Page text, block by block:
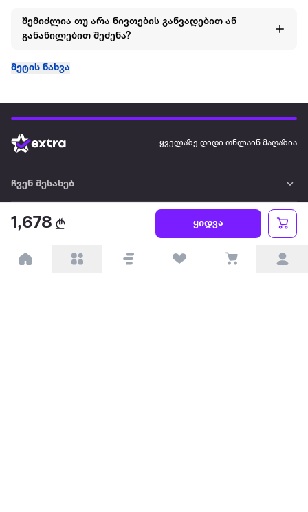
1,678 ყიდვა
შემიძლია თუ არა ნივთების განვადებით ან
განაწილებით შეძენა?
მეტის ნახვა
ყველაზე დიდი ონლაინ მაღაზია
ჩვენ შესახებ
წესები და პირობები
პარტნიორებისთვის